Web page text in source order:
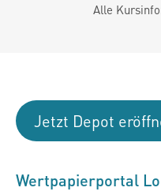
Alle
Jetzt Depot
Wertpapierportal